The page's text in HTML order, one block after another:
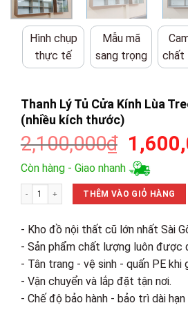
Hình chụp
thực tế
Mẫu mã
sang trọng
chất
Thanh Lý Tủ Cửa Kính Lùa
(nhiều kích thước)
2,100,000₫ Giá
gốc
là:
Còn hàng - Giao nhanh
Thanh Lý Tủ Cửa Kính Lùa Treo Tường Mới
THÊM VÀO GIỎ HÀNG
- Kho đồ nội thất cũ lớn nhất Sài
- Sản phẩm chất lượng luôn được
- Tân trang - vệ sinh - quấn PE khi
- Vận chuyển và lắp đặt tận nơi.
- Chế độ bảo hành - bảo trì dài hạn